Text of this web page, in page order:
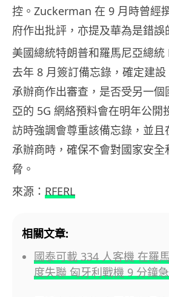
控。Zuckerman 在 9 月時曾經
府作出批評，亦提及華為是錯誤
美國總統特朗普和羅馬尼亞總
去年 8 月簽訂備忘錄，確定建
承辦商作出審查，是否受另一
亞的 5G 網絡預料會在明年公開
訪時強調會尊重該備忘錄，並且
承辦商時，確保不會對國家安
脅。
來源： RFERL
相關文章:
國泰可載 334 人客機 在羅
度失聯 匈牙利戰機 9 分鐘